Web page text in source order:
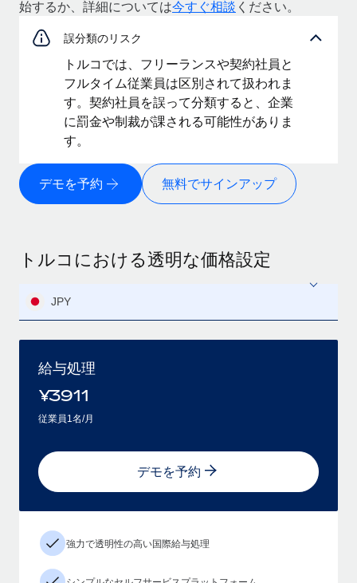
始するか、詳細については今すぐ相談 ください。
誤分類のリスク
トルコでは、フリーランスや契約社員と
フルタイム従業員は区別されて扱われま
す。契約社員を誤って分類すると、企業
に罰金や制裁が課される可能性がありま
す。
デモを予約 無料でサインアップ
トルコにおける透明な価格設定
JPY
給与処理
¥3911
従業員1名/月
デモを予約
強力で透明性の高い国際給与処理